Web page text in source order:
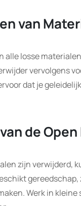
van
alle losse
vervolgens
dat je
de Open
zijn verwijderd,
Werk in